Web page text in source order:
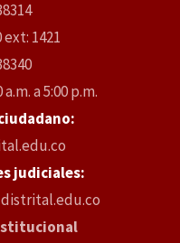
ext: 1421
a 5:00 p.m.
judiciales: